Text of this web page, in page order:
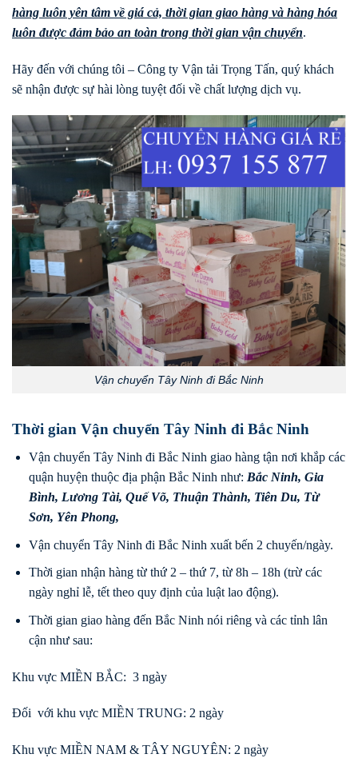
hàng luôn yên tâm về giá cả, thời gian giao hàng và hàng hóa
luôn được đảm bảo an toàn trong thời gian vận chuyển.
Hãy đến với chúng tôi – Công ty Vận tải Trọng Tấn, quý khách
sẽ nhận được sự hài lòng tuyệt đối về chất lượng dịch vụ.
Vận chuyển Tây Ninh đi Bắc Ninh
Thời gian Vận chuyển Tây Ninh đi Bắc Ninh
Vận chuyển Tây Ninh đi Bắc Ninh giao hàng tận nơi khắp các
quận huyện thuộc địa phận Bắc Ninh như: Bắc Ninh, Gia
Bình, Lương Tài, Quế Võ, Thuận Thành, Tiên Du, Từ
Sơn, Yên Phong,
Vận chuyển Tây Ninh đi Bắc Ninh xuất bến 2 chuyến/ngày.
Thời gian nhận hàng từ thứ 2 – thứ 7, từ 8h – 18h (trừ các
ngày nghỉ lễ, tết theo quy định của luật lao động).
Thời gian giao hàng đến Bắc Ninh nói riêng và các tỉnh lân
cận như sau:
Khu vực MIỀN BẮC: 3 ngày
Đối với khu vực MIỀN TRUNG: 2 ngày
Khu vực MIỀN NAM & TÂY NGUYÊN: 2 ngày